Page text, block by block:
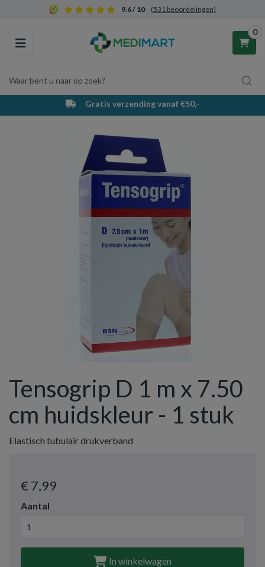
9.6 / 10 (531 beoordelingen)
Toggle navigation
Waar bent u naar op zoek?
0
Winkelwagen
Uw winkelwagen is leeg.
Vul hem met producten.
Gratis verzending vanaf €50,-
Tensogrip D 1 m x 7.50
cm huidskleur - 1 stuk
Elastisch tubulair drukverband
€ 7,99
Aantal
In winkelwagen